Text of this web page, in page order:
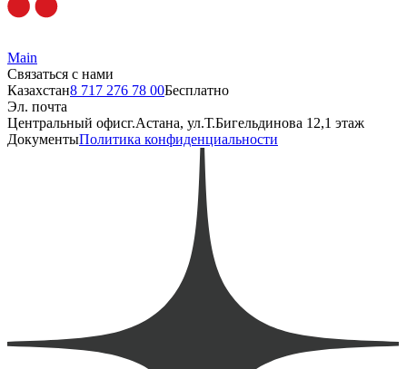
Main
Связаться с нами
Казахстан8 717 276 78 00Бесплатно
Эл. почта
Центральный офисг.Астана, ул.Т.Бигельдинова 12,1 этаж
ДокументыПолитика конфиденциальности